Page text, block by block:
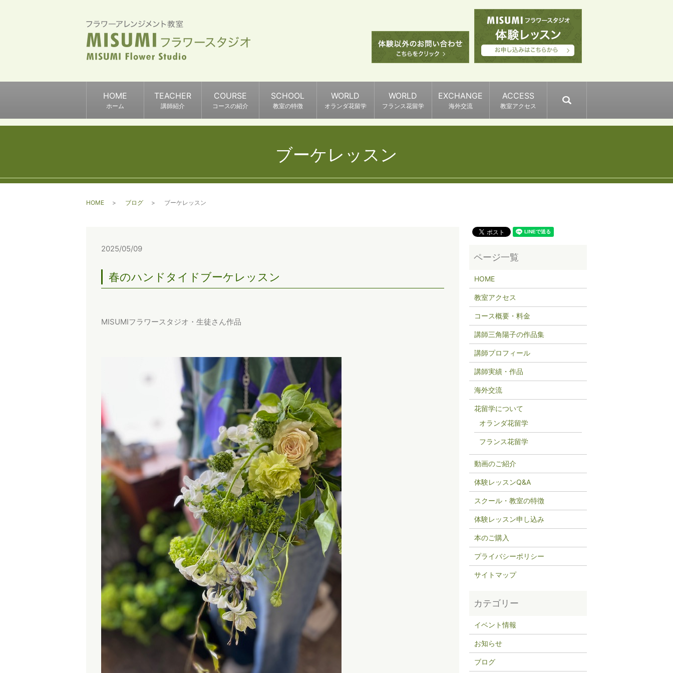
HOME
ホーム
TEACHER
講師紹介
COURSE
コースの紹介
SCHOOL
教室の特徴
WORLD
オランダ花留学
WORLD
フランス花留学
EXCHANGE
海外交流
ACCESS
教室アクセス
ブーケレッスン
HOME ブログ ブーケレッスン
2025/05/09
春のハンドタイドブーケレッスン
MISUMIフラワースタジオ・生徒さん作品
HOME
教室アクセス
コース概要・料金
講師三角陽子の作品集
講師プロフィール
講師実績・作品
海外交流
花留学について
オランダ花留学
フランス花留学
動画のご紹介
体験レッスンQ&A
スクール・教室の特徴
体験レッスン申し込み
本のご購入
プライバシーポリシー
サイトマップ
イベント情報
お知らせ
ブログ